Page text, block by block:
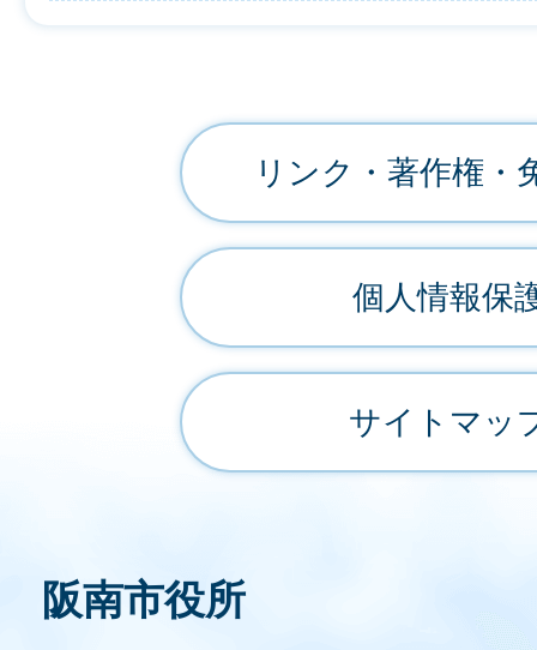
リンク・著作権・
個人情報保
サイトマッ
阪南市役所